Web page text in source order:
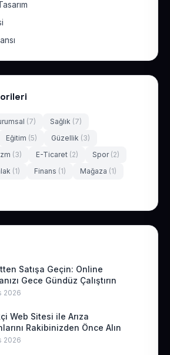
(7) Sağlık (7)
Eğitim (5) Güzellik (3)
(3) E-Ticaret (2) Spor (2)
(1) Finans (1) Mağaza (1)
Satışa Geçin: Online
Gece Gündüz Çalıştırın
2026
Web Sitesi ile Arıza
Rakibinizden Önce Alın
2026